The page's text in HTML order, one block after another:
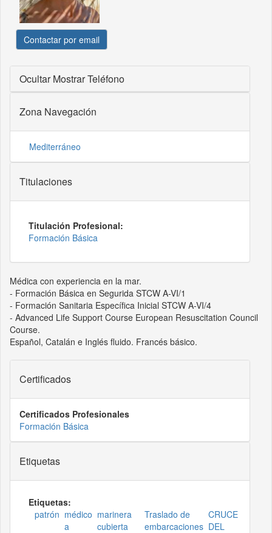
Contactar por email
Ocultar Mostrar Teléfono
Zona Navegación
Mediterráneo
Titulaciones
Titulación Profesional:
Formación Básica
Médica con experiencia en la mar.
- Formación Básica en Segurida STCW A-VI/1
- Formación Sanitaria Específica Inicial STCW A-VI/4
- Advanced Life Support Course European Resuscitation Council
Course.
Español, Catalán e Inglés fluido. Francés básico.
Certificados
Certificados Profesionales
Formación Básica
Etiquetas
Etiquetas:
patrón médico
a
marinera
cubierta
Traslado de
embarcaciones
CRUCE
DEL